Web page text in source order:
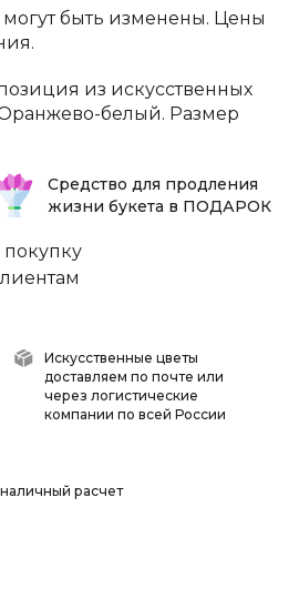
быть изменены. Цены
из искусственных
Оранжево-белый. Размер
Средство для продления
жизни букета в ПОДАРОК
Искусственные цветы
доставляем по почте или
через логистические
компании по всей России
расчет